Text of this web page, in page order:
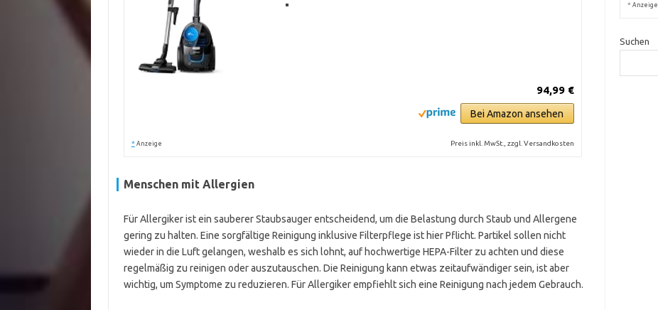
94,99 €
Bei Amazon ansehen
* Anzeige Preis inkl. MwSt., zzgl. Versandkosten
Menschen mit Allergien
Für Allergiker ist ein sauberer Staubsauger entscheidend, um die Belastung durch Staub und Allergene
gering zu halten. Eine sorgfältige Reinigung inklusive Filterpflege ist hier Pflicht. Partikel sollen nicht
wieder in die Luft gelangen, weshalb es sich lohnt, auf hochwertige HEPA-Filter zu achten und diese
regelmäßig zu reinigen oder auszutauschen. Die Reinigung kann etwas zeitaufwändiger sein, ist aber
wichtig, um Symptome zu reduzieren. Für Allergiker empfiehlt sich eine Reinigung nach jedem Gebrauch.
* Anzeige
Suchen